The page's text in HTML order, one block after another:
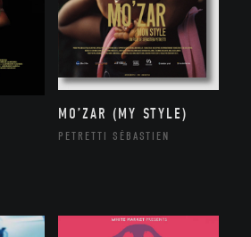
MO’ZAR (MY STYLE)
PETRETTI SÉBASTIEN